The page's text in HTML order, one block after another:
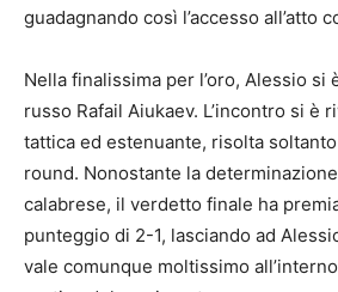
guadagnando così l’accesso all’atto
Nella finalissima per l’oro, Alessio si
russo Rafail Aiukaev. L’incontro si è
tattica ed estenuante, risolta
round. Nonostante la
calabrese, il verdetto finale ha
punteggio di 2-1, lasciando ad
vale comunque moltissimo